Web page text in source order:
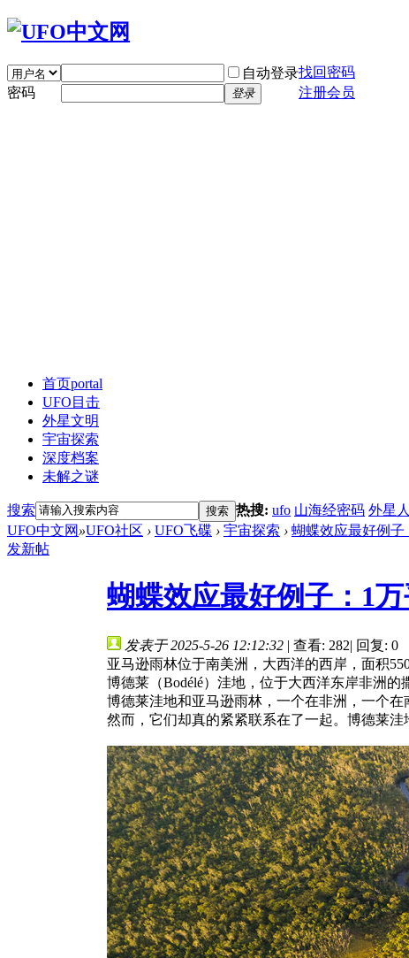
自动登录找回密码
密码
登录 注册会员
首页portal
UFO目击
外星文明
宇宙探索
深度档案
未解之谜
搜索 搜索 热搜: ufo 山海经密码 外星人
UFO中文网 »UFO社区 › UFO飞碟 › 宇宙探索 › 蝴蝶效应最好例子
发新帖
蝴蝶效应最好例子：1
发表于 2025-5-26 12:12:32 | 查看: 282| 回复: 0
亚马逊雨林位于南美洲，大西洋的西岸，面积
博德莱（Bodélé）洼地，位于大西洋东岸非洲的
博德莱洼地和亚马逊雨林，一个在非洲，一个
然而，它们却真的紧紧联系在了一起。博德莱